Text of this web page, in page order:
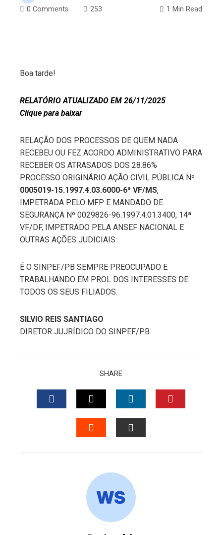
0 Comments
253 1 Min Read
Boa tarde!
RELATÓRIO ATUALIZADO EM 26/11/2025
Clique para baixar
RELAÇÃO DOS PROCESSOS DE QUEM NADA
RECEBEU OU FEZ ACORDO ADMINISTRATIVO PARA
RECEBER OS ATRASADOS DOS 28.86%
PROCESSO ORIGINÁRIO AÇÃO CIVIL PÚBLICA Nº
0005019-15.1997.4.03.6000-6ª VF/MS,
IMPETRADA PELO MFP E MANDADO DE
SEGURANÇA Nº 0029826-96.1997.4.01.3400, 14ª
VF/DF, IMPETRADO PELA ANSEF NACIONAL E
OUTRAS AÇÕES JUDICIAIS:
É O SINPEF/PB SEMPRE PREOCUPADO E
TRABALHANDO EM PROL DOS INTERESSES DE
TODOS OS SEUS FILIADOS.
SILVIO REIS SANTIAGO
DIRETOR JUJRÍDICO DO SINPEF/PB
SHARE
FACEBOOKTWITTERLINKEDIN